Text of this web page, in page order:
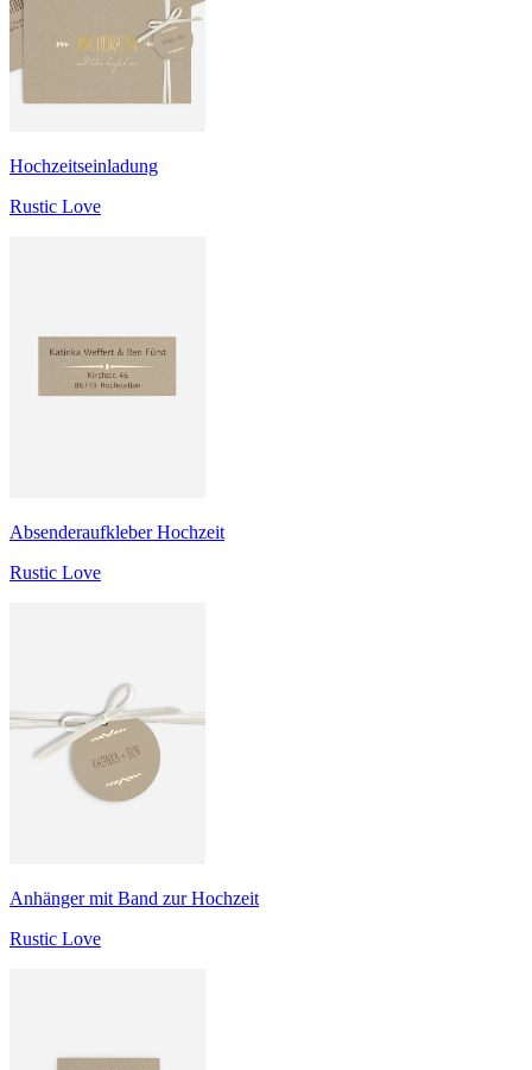
Hochzeitseinladung
Rustic Love
Absenderaufkleber Hochzeit
Rustic Love
Anhänger mit Band zur Hochzeit
Rustic Love